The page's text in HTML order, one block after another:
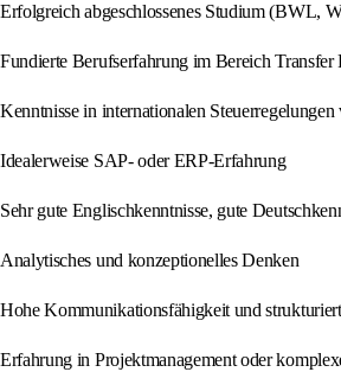
Erfolgreich abgeschlossenes Studium (BWL,
Fundierte Berufserfahrung im Bereich
Kenntnisse in internationalen
Idealerweise SAP- oder ERP-Erfahrung
Sehr gute Englischkenntnisse, gute
Analytisches und konzeptionelles Denken
Hohe Kommunikationsfähigkeit und
Erfahrung in Projektmanagement oder